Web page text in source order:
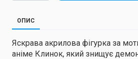
ОПИС
Яскрава акрилова фігурка за
аніме Клинок, який знищує